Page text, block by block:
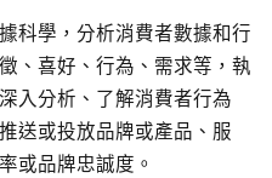
科學，分析消費者數據和行
、喜好、行為、需求等，執
入分析、了解消費者行為
送或投放品牌或產品、服
或品牌忠誠度。